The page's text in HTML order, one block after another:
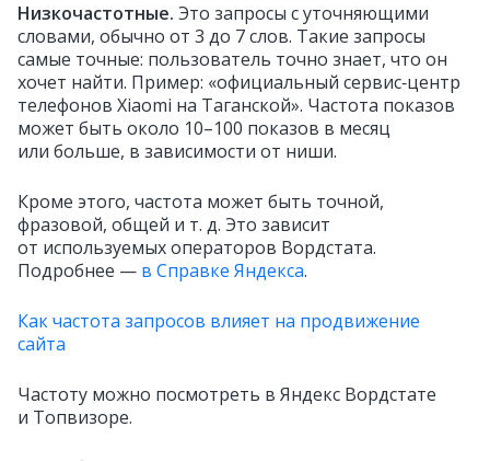
Низкочастотные. Это запросы с уточняющими
словами, обычно от 3 до 7 слов. Такие запросы
самые точные: пользователь точно знает, что он
хочет найти. Пример: «официальный сервис‑центр
телефонов Xiaomi на Таганской». Частота показов
может быть около 10–100 показов в месяц
или больше, в зависимости от ниши.
Кроме этого, частота может быть точной,
фразовой, общей и т. д. Это зависит
от используемых операторов Вордстата.
Подробнее — в Справке Яндекса.
Как частота запросов влияет на продвижение
сайта
Частоту можно посмотреть в Яндекс Вордстате
и Топвизоре.